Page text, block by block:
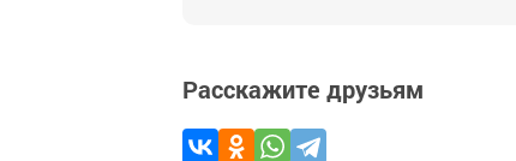
Расскажите друзьям